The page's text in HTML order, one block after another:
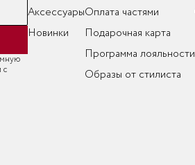
с
Аксессуары
Новинки
Оплата частями
Подарочная карта
Программа лояльности
Образы от стилиста